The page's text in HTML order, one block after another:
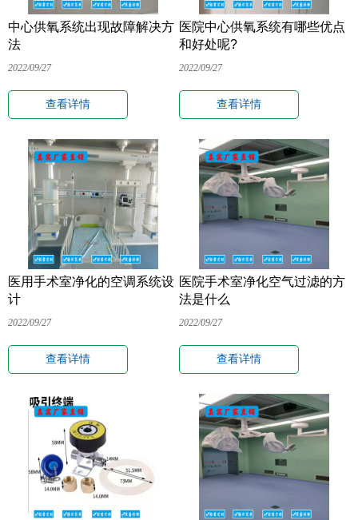
中心供氧系统出现故障解决方
法
2022/09/27
查看详情
医院中心供氧系统有哪些优点
和好处呢?
2022/09/27
查看详情
医用手术室净化的空调系统设
计
2022/09/27
查看详情
医院手术室净化空气过滤的方
法是什么
2022/09/27
查看详情